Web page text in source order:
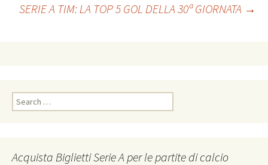
navigation
SERIE A TIM: LA TOP 5 GOL DELLA 30ª GIORNATA →
Search
for:
Acquista Biglietti Serie A per le partite di calcio